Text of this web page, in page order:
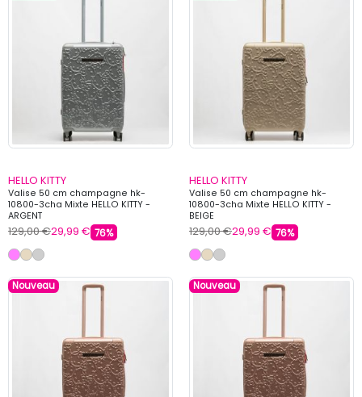
HELLO KITTY
Valise 50 cm champagne hk-
10800-3cha Mixte HELLO KITTY -
ARGENT
129,00 €29,99 € 76%
HELLO KITTY
Valise 50 cm champagne hk-
10800-3cha Mixte HELLO KITTY -
BEIGE
129,00 €29,99 € 76%
Nouveau Nouveau